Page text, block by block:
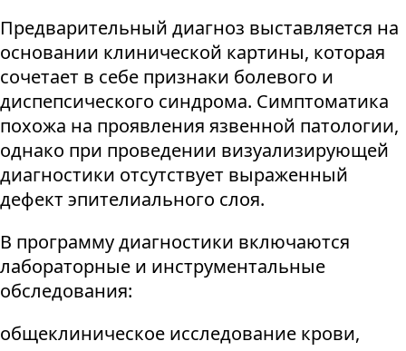
Предварительный диагноз выставляется на
основании клинической картины, которая
сочетает в себе признаки болевого и
диспепсического синдрома. Симптоматика
похожа на проявления язвенной патологии,
однако при проведении визуализирующей
диагностики отсутствует выраженный
дефект эпителиального слоя.
В программу диагностики включаются
лабораторные и инструментальные
обследования:
общеклиническое исследование крови,